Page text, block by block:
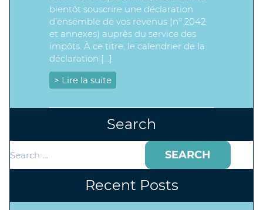
bientôt souscrire une déclaration
d’ensemble de vos revenus (n° 2042
et annexes) auprès du service des
impôts. À ce titre, le calendrier de la
déclaration […]
> Lire la suite
Search
for:
Recent Posts